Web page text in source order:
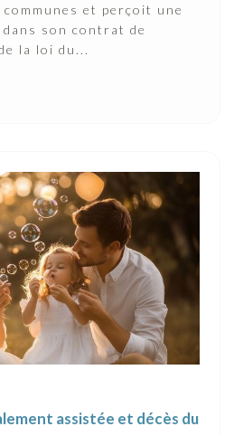
et perçoit une
son contrat de
la loi du...
assistée et décès du